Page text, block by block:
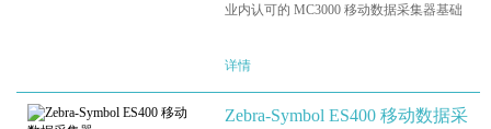
业内认可的 MC3000 移动数据采集器基础
店、仓库过道还是码头和货场，您都可以
详情
Zebra-Symbol ES400 移动数据采